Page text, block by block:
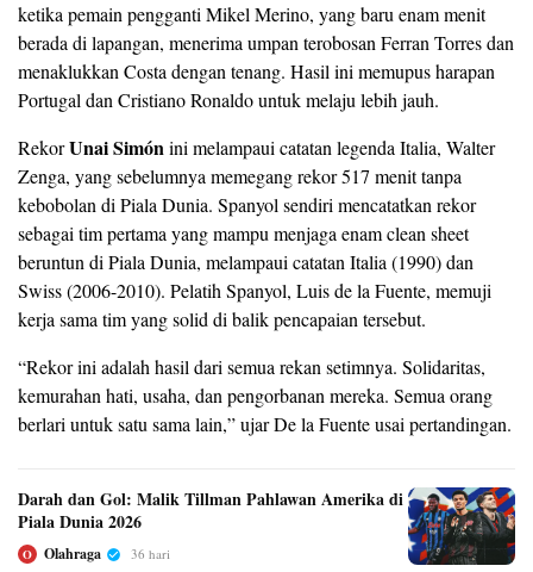
ketika pemain pengganti Mikel Merino, yang baru enam menit
berada di lapangan, menerima umpan terobosan Ferran Torres dan
menaklukkan Costa dengan tenang. Hasil ini memupus harapan
Portugal dan Cristiano Ronaldo untuk melaju lebih jauh.
RekorUnai Simónini melampaui catatan legenda Italia, Walter
Zenga, yang sebelumnya memegang rekor 517 menit tanpa
kebobolan di Piala Dunia. Spanyol sendiri mencatatkan rekor
sebagai tim pertama yang mampu menjaga enam clean sheet
beruntun di Piala Dunia, melampaui catatan Italia (1990) dan
Swiss (2006-2010). Pelatih Spanyol, Luis de la Fuente, memuji
kerja sama tim yang solid di balik pencapaian tersebut.
“Rekor ini adalah hasil dari semua rekan setimnya. Solidaritas,
kemurahan hati, usaha, dan pengorbanan mereka. Semua orang
berlari untuk satu sama lain,” ujar De la Fuente usai pertandingan.
Darah dan Gol: Malik Tillman Pahlawan Amerika di
Piala Dunia 2026
O Olahraga 36 hari